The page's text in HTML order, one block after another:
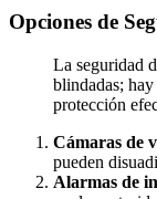
Opciones de
La seguridad
blindadas;
protección
Cámaras de
pueden
Alarmas de